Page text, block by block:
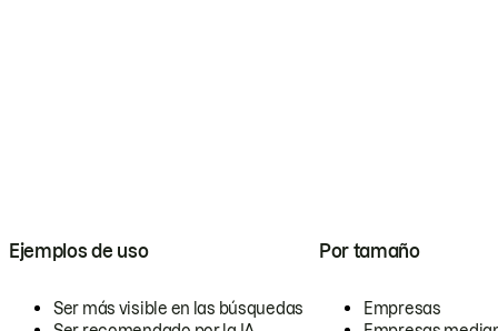
Ejemplos de uso
Ser más visible en las búsquedas
Por tamaño
Empresas